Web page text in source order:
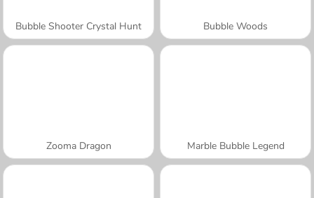
Bubble Shooter Crystal Hunt Bubble Woods
Zooma Dragon Marble Bubble Legend